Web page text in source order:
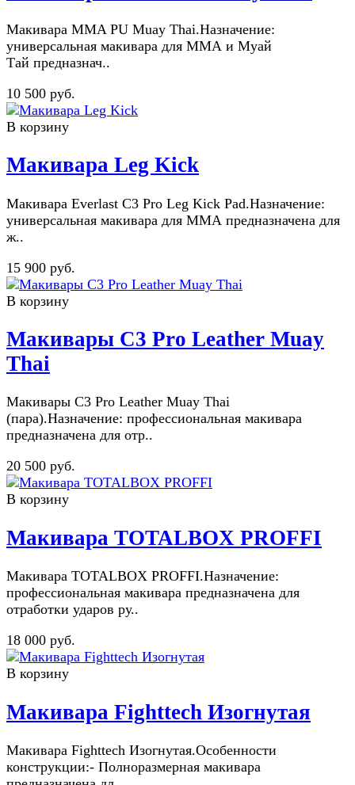
Макивара MMA PU Muay Thai.Назначение:
универсальная макивара для ММА и Муай
Тай предназнач..
10 500 руб.
В корзину
Макивара Leg Kick
Макивара Everlast C3 Pro Leg Kick Pad.Назначение:
универсальная макивара для ММА предназначена для
ж..
15 900 руб.
В корзину
Макивары C3 Pro Leather Muay
Thai
Макивары C3 Pro Leather Muay Thai
(пара).Назначение: профессиональная макивара
предназначена для отр..
20 500 руб.
В корзину
Макивара TOTALBOX PROFFI
Макивара TOTALBOX PROFFI.Назначение:
профессиональная макивара предназначена для
отработки ударов ру..
18 000 руб.
В корзину
Макивара Fighttech Изогнутая
Макивара Fighttech Изогнутая.Особенности
конструкции:- Полноразмерная макивара